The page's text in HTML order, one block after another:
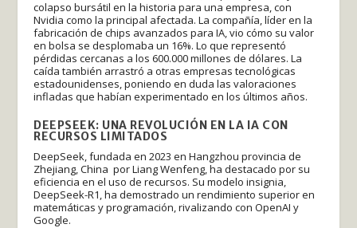
colapso bursátil en la historia para una empresa, con
Nvidia como la principal afectada. La compañía, líder en la
fabricación de chips avanzados para IA, vio cómo su valor
en bolsa se desplomaba un 16%. Lo que representó
pérdidas cercanas a los 600.000 millones de dólares. La
caída también arrastró a otras empresas tecnológicas
estadounidenses, poniendo en duda las valoraciones
infladas que habían experimentado en los últimos años.
DEEPSEEK: UNA REVOLUCIÓN EN LA IA CON
RECURSOS LIMITADOS
DeepSeek, fundada en 2023 en Hangzhou provincia de
Zhejiang, China por Liang Wenfeng, ha destacado por su
eficiencia en el uso de recursos. Su modelo insignia,
DeepSeek-R1, ha demostrado un rendimiento superior en
matemáticas y programación, rivalizando con OpenAI y
Google.